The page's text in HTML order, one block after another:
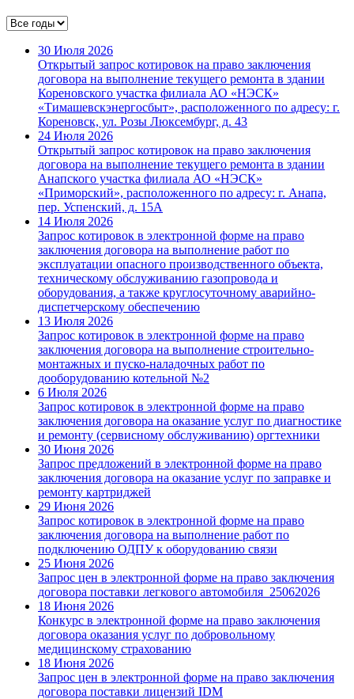
30 Июля 2026
Открытый запрос котировок на право заключения
договора на выполнение текущего ремонта в здании
Кореновского участка филиала АО «НЭСК»
«Тимашевскэнергосбыт», расположенного по адресу: г.
Кореновск, ул. Розы Люксембург, д. 43
24 Июля 2026
Открытый запрос котировок на право заключения
договора на выполнение текущего ремонта в здании
Анапского участка филиала АО «НЭСК»
«Приморский», расположенного по адресу: г. Анапа,
пер. Успенский, д. 15А
14 Июля 2026
Запрос котировок в электронной форме на право
заключения договора на выполнение работ по
эксплуатации опасного производственного объекта,
техническому обслуживанию газопровода и
оборудования, а также круглосуточному аварийно-
диспетчерскому обеспечению
13 Июля 2026
Запрос котировок в электронной форме на право
заключения договора на выполнение строительно-
монтажных и пуско-наладочных работ по
дооборудованию котельной №2
6 Июля 2026
Запрос котировок в электронной форме на право
заключения договора на оказание услуг по диагностике
и ремонту (сервисному обслуживанию) оргтехники
30 Июня 2026
Запрос предложений в электронной форме на право
заключения договора на оказание услуг по заправке и
ремонту картриджей
29 Июня 2026
Запрос котировок в электронной форме на право
заключения договора на выполнение работ по
подключению ОДПУ к оборудованию связи
25 Июня 2026
Запрос цен в электронной форме на право заключения
договора поставки легкового автомобиля_25062026
18 Июня 2026
Конкурс в электронной форме на право заключения
договора оказания услуг по добровольному
медицинскому страхованию
18 Июня 2026
Запрос цен в электронной форме на право заключения
договора поставки лицензий IDM